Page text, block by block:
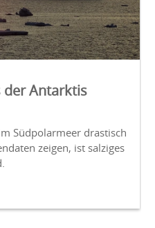
der Antarktis
Südpolarmeer drastisch
zeigen, ist salziges